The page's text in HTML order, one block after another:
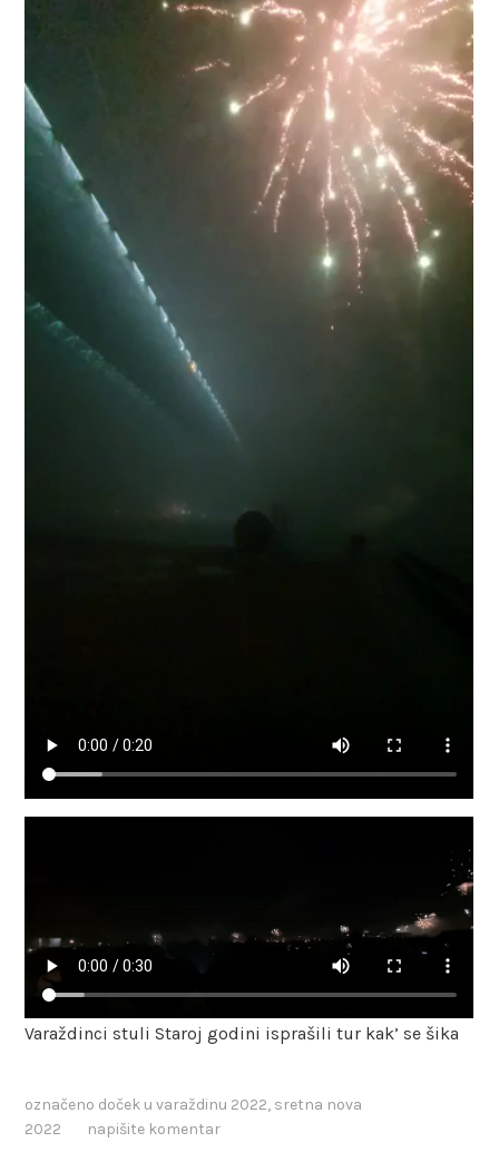
Varaždinci stuli Staroj godini isprašili tur kak’ se šika
označeno doček u varaždinu 2022, sretna nova
2022
napišite komentar